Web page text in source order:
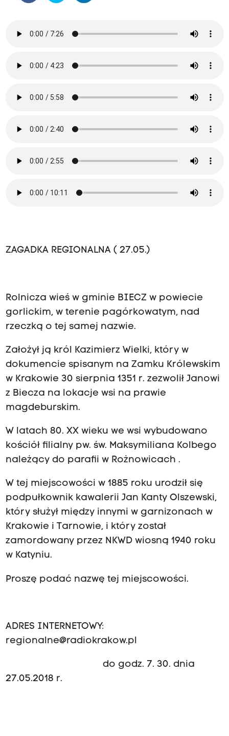
ZAGADKA REGIONALNA ( 27.05.)
Rolnicza wieś w gminie BIECZ w powiecie
gorlickim, w terenie pagórkowatym, nad
rzeczką o tej samej nazwie.
Założył ją król Kazimierz Wielki, który w
dokumencie spisanym na Zamku Królewskim
w Krakowie 30 sierpnia 1351 r. zezwolił Janowi
z Biecza na lokacje wsi na prawie
magdeburskim.
W latach 80. XX wieku we wsi wybudowano
kościół filialny pw. św. Maksymiliana Kolbego
należący do parafii w Rożnowicach .
W tej miejscowości w 1885 roku urodził się
podpułkownik kawalerii Jan Kanty Olszewski,
który służył między innymi w garnizonach w
Krakowie i Tarnowie, i który został
zamordowany przez NKWD wiosną 1940 roku
w Katyniu.
Proszę podać nazwę tej miejscowości.
ADRES INTERNETOWY:
regionalne@radiokrakow.pl
do godz. 7. 30. dnia
27.05.2018 r.